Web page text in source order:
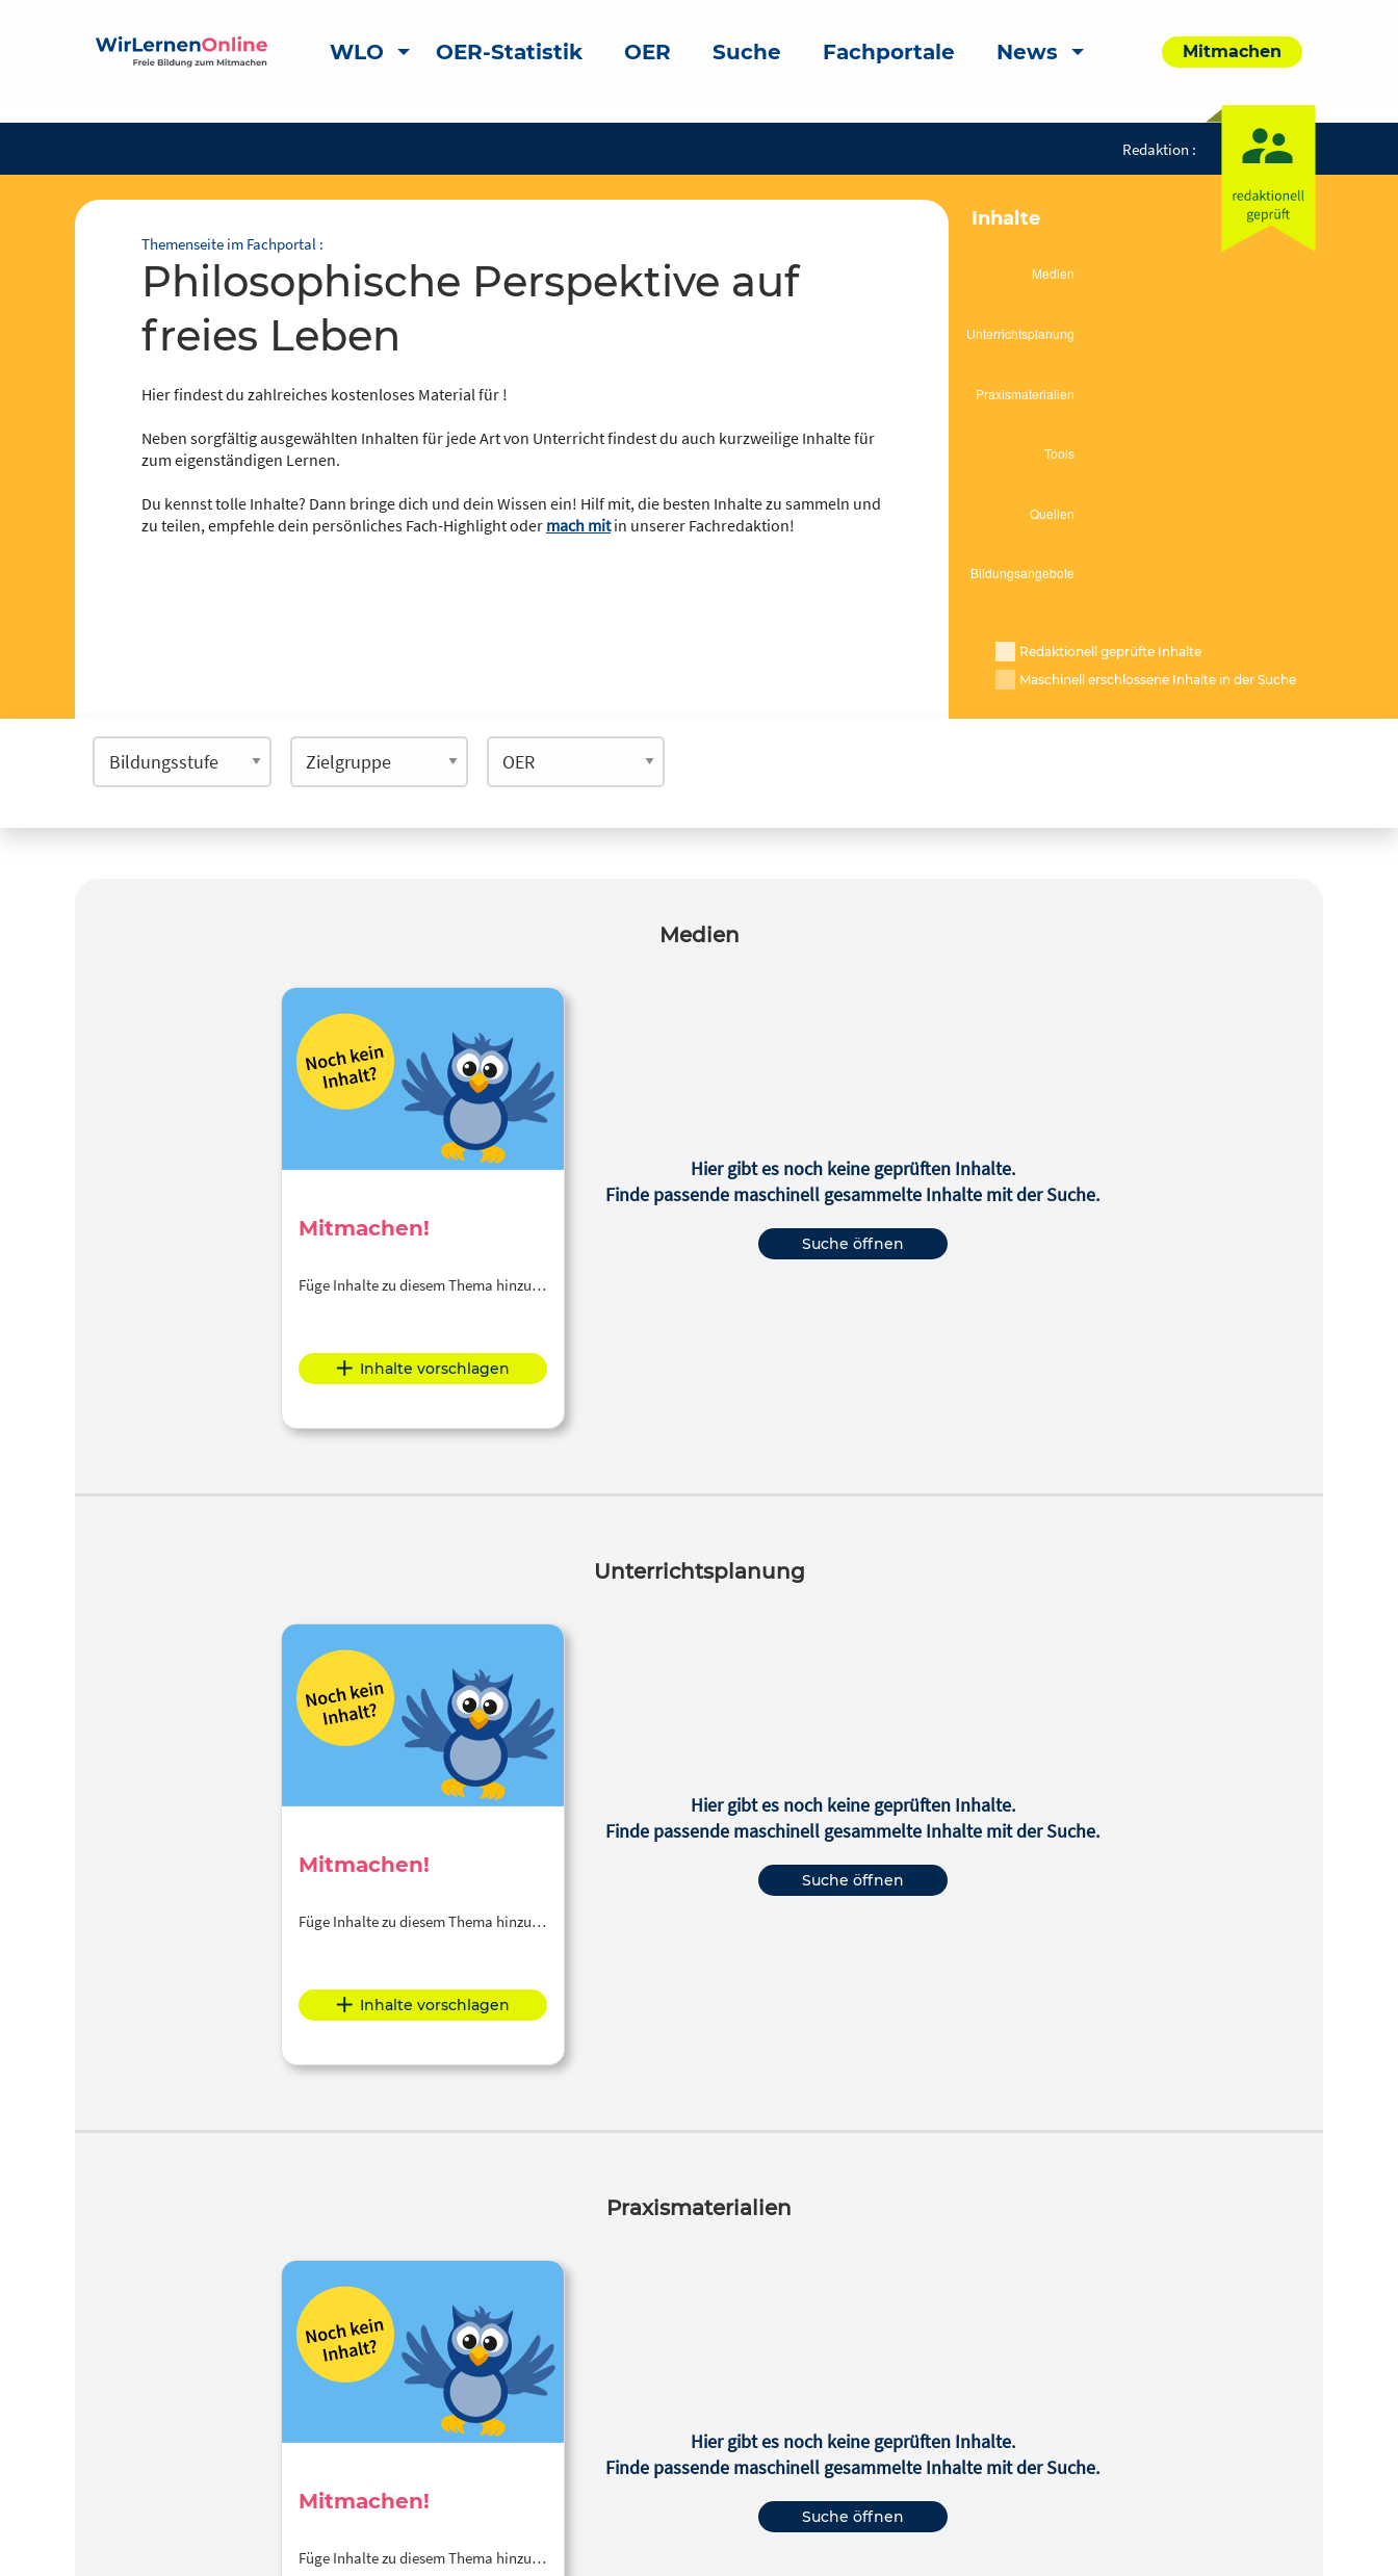
WLO OER-Statistik OER Suche Fachportale News Mitmachen
Redaktion :
Themenseite im Fachportal :
philosophische Perspektive auf
freies Leben
Hier findest du zahlreiches kostenloses Material für !
Neben sorgfältig ausgewählten Inhalten für jede Art von Unterricht findest du auch kurzweilige Inhalte für
zum eigenständigen Lernen.
Du kennst tolle Inhalte? Dann bringe dich und dein Wissen ein! Hilf mit, die besten Inhalte zu sammeln und
zu teilen, empfehle dein persönliches Fach-Highlight oder mach mitin unserer Fachredaktion!
Inhalte
Redaktionell geprüfte Inhalte
Maschinell erschlossene Inhalte in der Suche
Medien
Mitmachen!
Füge Inhalte zu diesem Thema hinzu…
Inhalte vorschlagen
Hier gibt es noch keine geprüften Inhalte.
Finde passende maschinell gesammelte Inhalte mit der Suche.
Suche öffnen
Unterrichtsplanung
Mitmachen!
Füge Inhalte zu diesem Thema hinzu…
Inhalte vorschlagen
Hier gibt es noch keine geprüften Inhalte.
Finde passende maschinell gesammelte Inhalte mit der Suche.
Suche öffnen
Praxismaterialien
Mitmachen!
Füge Inhalte zu diesem Thema hinzu…
Hier gibt es noch keine geprüften Inhalte.
Finde passende maschinell gesammelte Inhalte mit der Suche.
Suche öffnen